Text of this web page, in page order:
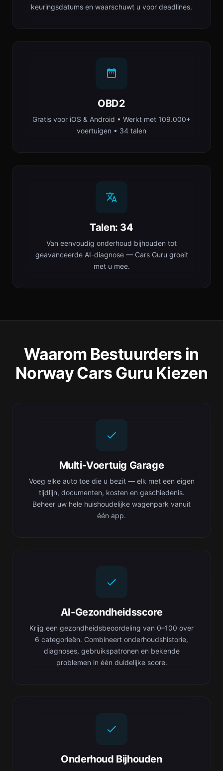
keuringsdatums en waarschuwt u voor deadlines.
OBD2
Gratis voor iOS & Android • Werkt met 109.000+
voertuigen • 34 talen
Talen: 34
Van eenvoudig onderhoud bijhouden tot
geavanceerde AI-diagnose — Cars Guru groeit
met u mee.
Waarom Bestuurders in
Norway Cars Guru Kiezen
Multi-Voertuig Garage
Voeg elke auto toe die u bezit — elk met een eigen
tijdlijn, documenten, kosten en geschiedenis.
Beheer uw hele huishoudelijke wagenpark vanuit
één app.
AI-Gezondheidsscore
Krijg een gezondheidsbeoordeling van 0–100 over
6 categorieën. Combineert onderhoudshistorie,
diagnoses, gebruikspatronen en bekende
problemen in één duidelijke score.
Onderhoud Bijhouden